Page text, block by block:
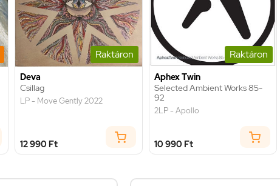
Raktáron
Deva
Csillag
LP - Move Gently 2022
12 990 Ft
Raktáron
Aphex Twin
Selected Ambient Works 85-
92
2LP - Apollo
10 990 Ft